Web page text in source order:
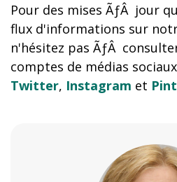
Pour des mises ÃƒÂ jour
flux d'informations sur
n'hésitez pas ÃƒÂ
comptes de médias
Twitter, Instagram et